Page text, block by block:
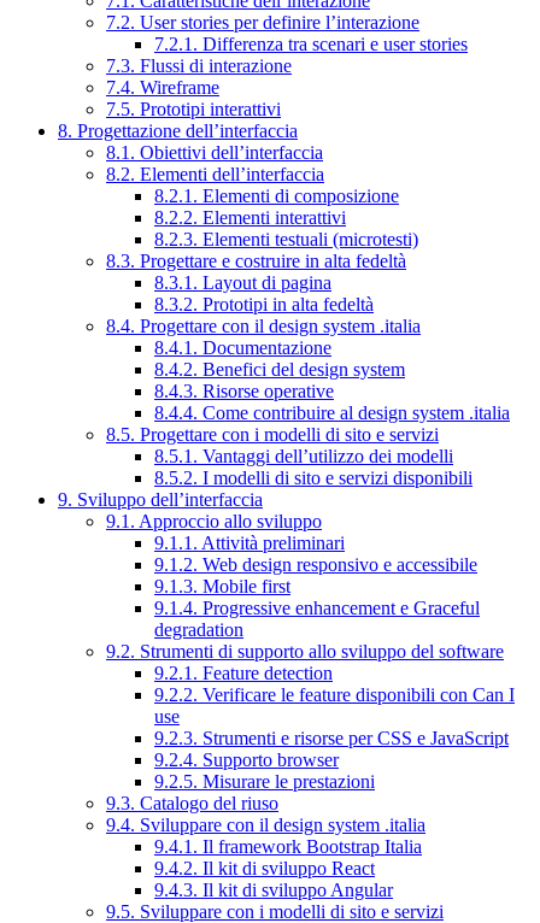
7.2. User stories per definire l’interazione
7.2.1. Differenza tra scenari e user stories
7.3. Flussi di interazione
7.4. Wireframe
7.5. Prototipi interattivi
8. Progettazione dell’interfaccia
8.1. Obiettivi dell’interfaccia
8.2. Elementi dell’interfaccia
8.2.1. Elementi di composizione
8.2.2. Elementi interattivi
8.2.3. Elementi testuali (microtesti)
8.3. Progettare e costruire in alta fedeltà
8.3.1. Layout di pagina
8.3.2. Prototipi in alta fedeltà
8.4. Progettare con il design system .italia
8.4.1. Documentazione
8.4.2. Benefici del design system
8.4.3. Risorse operative
8.4.4. Come contribuire al design system .italia
8.5. Progettare con i modelli di sito e servizi
8.5.1. Vantaggi dell’utilizzo dei modelli
8.5.2. I modelli di sito e servizi disponibili
9. Sviluppo dell’interfaccia
9.1. Approccio allo sviluppo
9.1.1. Attività preliminari
9.1.2. Web design responsivo e accessibile
9.1.3. Mobile first
9.1.4. Progressive enhancement e Graceful
degradation
9.2. Strumenti di supporto allo sviluppo del software
9.2.1. Feature detection
9.2.2. Verificare le feature disponibili con Can I
use
9.2.3. Strumenti e risorse per CSS e JavaScript
9.2.4. Supporto browser
9.2.5. Misurare le prestazioni
9.3. Catalogo del riuso
9.4. Sviluppare con il design system .italia
9.4.1. Il framework Bootstrap Italia
9.4.2. Il kit di sviluppo React
9.4.3. Il kit di sviluppo Angular
9.5. Sviluppare con i modelli di sito e servizi